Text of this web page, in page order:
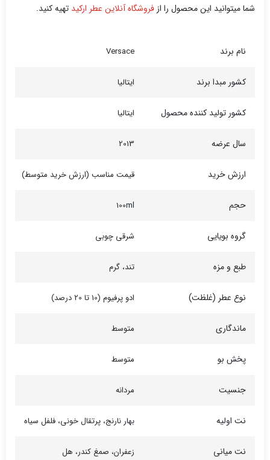
شما میتوانید این محصول را از فروشگاه آنلاین عطر ارکید تهیه کنید.
نام برند Versace
کشور مبدا برند ایتالیا
کشور تولید کننده محصول ایتالیا
سال عرضه 2013
ارزش خرید قیمت مناسب (ارزش خرید متوسط)
حجم 100ml
گروه بویایی شرقی چوبی
طبع و مزه تند، گرم
نوع عطر (غلظت) ادو پرفیوم (10 تا 20 درصد)
ماندگاری متوسط
پخش بو متوسط
جنسیت مردانه
نت اولیه بهار نارنج، پرتقال خونی، فلفل سیاه
نت میانی زعفران، صمغ کندر، هل